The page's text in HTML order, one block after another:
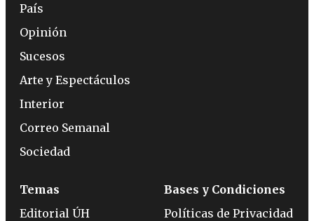
País
Opinión
Sucesos
Arte y Espectáculos
Interior
Correo Semanal
Sociedad
Temas
Editorial ÚH
Bases y Condiciones
Políticas de Privacidad